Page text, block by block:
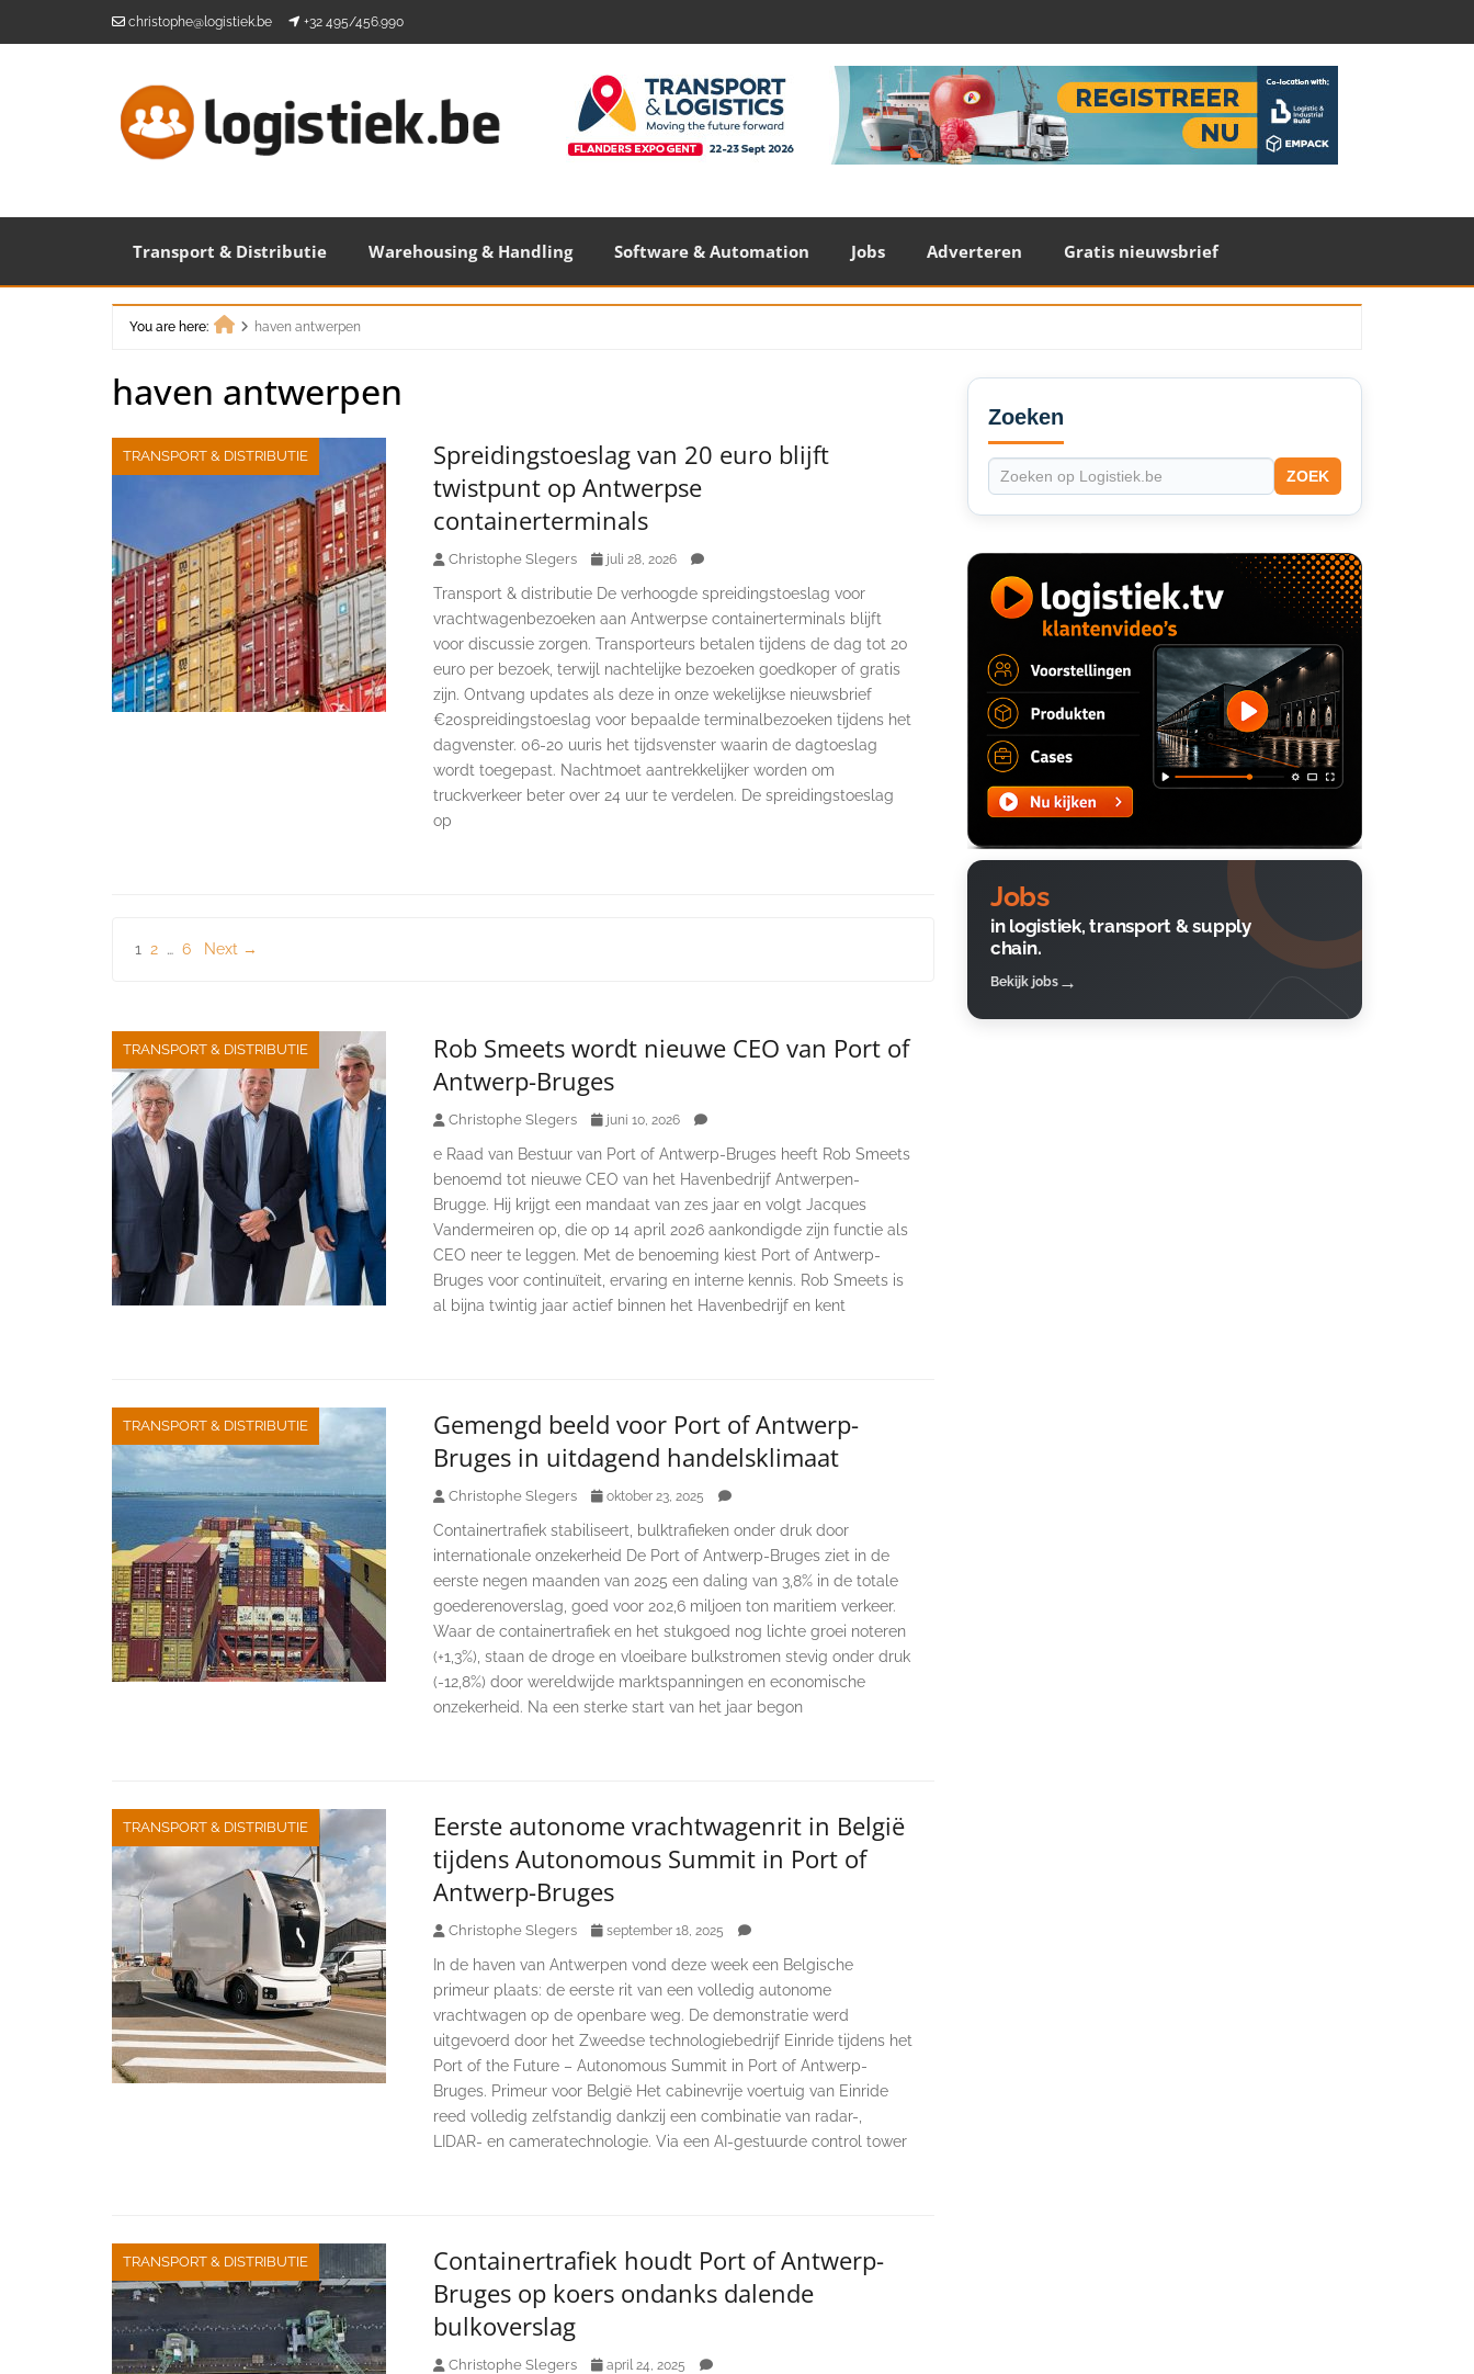
christophe@logistiek.be +32 495/456.990
Transport & Distributie Warehousing & Handling Software & Automation Jobs Adverteren Gratis nieuwsbrief
You are here:
haven antwerpen
haven antwerpen
TRANSPORT & DISTRIBUTIE
Spreidingstoeslag van 20 euro blijft
twistpunt op Antwerpse
containerterminals
Christophe Slegers juli 28, 2026
Transport & distributie De verhoogde spreidingstoeslag voor
vrachtwagenbezoeken aan Antwerpse containerterminals blijft
voor discussie zorgen. Transporteurs betalen tijdens de dag tot 20
euro per bezoek, terwijl nachtelijke bezoeken goedkoper of gratis
zijn. Ontvang updates als deze in onze wekelijkse nieuwsbrief
€20spreidingstoeslag voor bepaalde terminalbezoeken tijdens het
dagvenster. 06-20 uuris het tijdsvenster waarin de dagtoeslag
wordt toegepast. Nachtmoet aantrekkelijker worden om
truckverkeer beter over 24 uur te verdelen. De spreidingstoeslag
op
Berichten
1 2 … 6 Next →
TRANSPORT & DISTRIBUTIE
Rob Smeets wordt nieuwe CEO van Port of
Antwerp-Bruges
Christophe Slegers juni 10, 2026
e Raad van Bestuur van Port of Antwerp-Bruges heeft Rob Smeets
benoemd tot nieuwe CEO van het Havenbedrijf Antwerpen-
Brugge. Hij krijgt een mandaat van zes jaar en volgt Jacques
Vandermeiren op, die op 14 april 2026 aankondigde zijn functie als
CEO neer te leggen. Met de benoeming kiest Port of Antwerp-
Bruges voor continuïteit, ervaring en interne kennis. Rob Smeets is
al bijna twintig jaar actief binnen het Havenbedrijf en kent
TRANSPORT & DISTRIBUTIE
Gemengd beeld voor Port of Antwerp-
Bruges in uitdagend handelsklimaat
Christophe Slegers oktober 23, 2025
Containertrafiek stabiliseert, bulktrafieken onder druk door
internationale onzekerheid De Port of Antwerp-Bruges ziet in de
eerste negen maanden van 2025 een daling van 3,8% in de totale
goederenoverslag, goed voor 202,6 miljoen ton maritiem verkeer.
Waar de containertrafiek en het stukgoed nog lichte groei noteren
(+1,3%), staan de droge en vloeibare bulkstromen stevig onder druk
(-12,8%) door wereldwijde marktspanningen en economische
onzekerheid. Na een sterke start van het jaar begon
TRANSPORT & DISTRIBUTIE
Eerste autonome vrachtwagenrit in België
tijdens Autonomous Summit in Port of
Antwerp-Bruges
Christophe Slegers september 18, 2025
In de haven van Antwerpen vond deze week een Belgische
primeur plaats: de eerste rit van een volledig autonome
vrachtwagen op de openbare weg. De demonstratie werd
uitgevoerd door het Zweedse technologiebedrijf Einride tijdens het
Port of the Future – Autonomous Summit in Port of Antwerp-
Bruges. Primeur voor België Het cabinevrije voertuig van Einride
reed volledig zelfstandig dankzij een combinatie van radar-,
LIDAR- en cameratechnologie. Via een AI-gestuurde control tower
TRANSPORT & DISTRIBUTIE
Containertrafiek houdt Port of Antwerp-
Bruges op koers ondanks dalende
bulkoverslag
Christophe Slegers april 24, 2025
Secondary
Sidebar
Zoeken
ZOEK
Jobs
in logistiek, transport & supply
chain.
Bekijk jobs